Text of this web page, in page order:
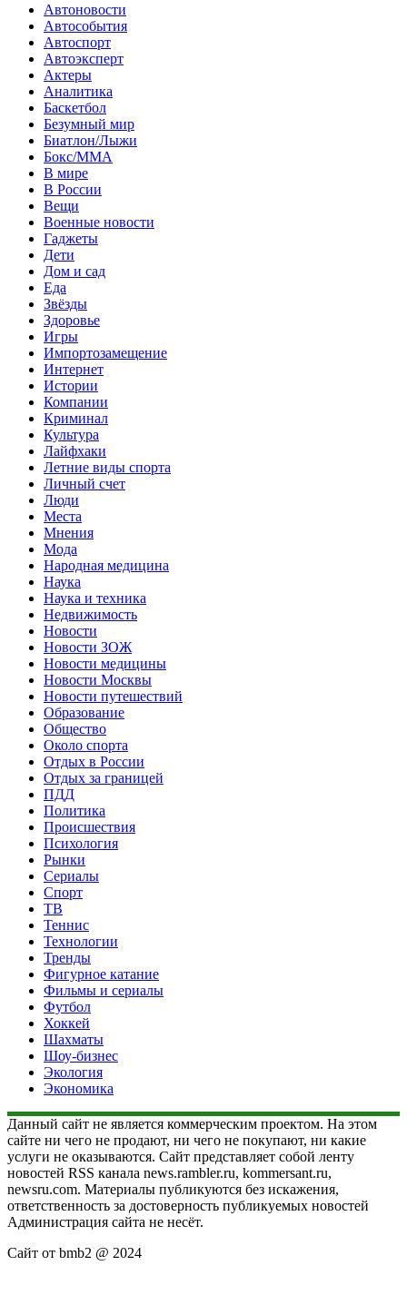
Автоновости
Автособытия
Автоспорт
Автоэксперт
Актеры
Аналитика
Баскетбол
Безумный мир
Биатлон/Лыжи
Бокс/MMA
В мире
В России
Вещи
Военные новости
Гаджеты
Дети
Дом и сад
Еда
Звёзды
Здоровье
Игры
Импортозамещение
Интернет
Истории
Компании
Криминал
Культура
Лайфхаки
Летние виды спорта
Личный счет
Люди
Места
Мнения
Мода
Народная медицина
Наука
Наука и техника
Недвижимость
Новости
Новости ЗОЖ
Новости медицины
Новости Москвы
Новости путешествий
Образование
Общество
Около спорта
Отдых в России
Отдых за границей
ПДД
Политика
Происшествия
Психология
Рынки
Сериалы
Спорт
ТВ
Теннис
Технологии
Тренды
Фигурное катание
Фильмы и сериалы
Футбол
Хоккей
Шахматы
Шоу-бизнес
Экология
Экономика
Данный сайт не является коммерческим проектом. На этом
сайте ни чего не продают, ни чего не покупают, ни какие
услуги не оказываются. Сайт представляет собой ленту
новостей RSS канала news.rambler.ru, kommersant.ru,
newsru.com. Материалы публикуются без искажения,
ответственность за достоверность публикуемых новостей
Администрация сайта не несёт.
Сайт от bmb2 @ 2024